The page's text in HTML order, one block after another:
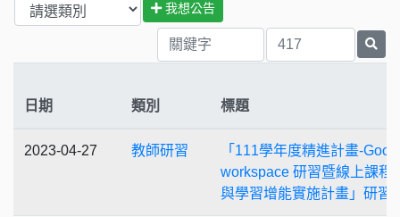
我想公告
日期 類別 標題
2023-04-27 教師研習
「111學年度精進計畫-
workspace 研習暨線上課程
與學習增能實施計畫」研習